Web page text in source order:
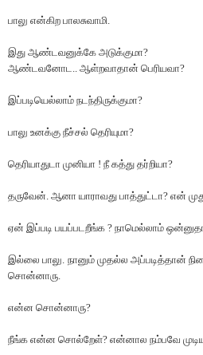
பாலு என்கிற பாலசுவாமி.
இது ஆண்டவனுக்கே அடுக்குமா?
ஆண்டவனோட.. ஆள்றவாதான் பெரியவா?
இப்படியெல்லாம் நடந்திருக்குமா?
பாலு உனக்கு நீச்சல் தெரியுமா?
தெரியாதுடா முனியா ! நீ கத்து தர்றியா?
தருவேன். ஆனா யாராவது பாத்துட்டா? என்
ஏன் இப்படி பயப்படறீங்க ? நாமெல்லாம்
இல்லை பாலு. நானும் முதல்ல அப்படித்தான்
சொன்னாரு.
என்ன சொன்னாரு?
நீங்க என்ன சொல்றேள்? என்னால நம்பவே